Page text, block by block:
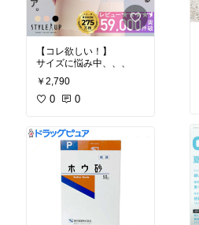
【コレ欲しい！】
サイズに悩み中、、、
￥2,790
0 0